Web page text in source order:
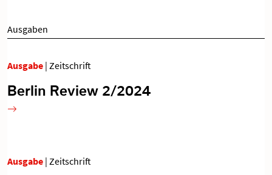
Ausgaben
Ausgabe | Zeitschrift
Berlin Review 2/2024
Ausgabe | Zeitschrift